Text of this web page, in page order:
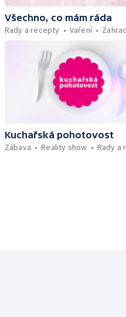
Všechno, co mám ráda
Rady a recepty
Vaření
Kuchařská pohotovost
Zábava
Reality show Rady a